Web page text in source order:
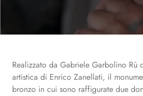
Realizzato da Gabriele Garbolino Rù con la curatela
artistica di Enrico Zanellati, il
bronzo in cui sono raffigurate due